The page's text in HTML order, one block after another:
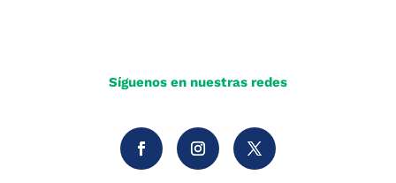
Síguenos en nuestras redes